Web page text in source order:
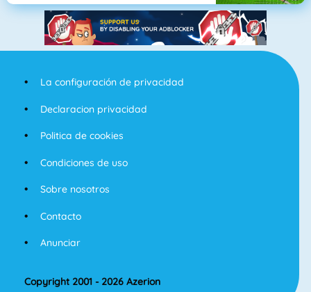
La configuración de privacidad
Declaracion privacidad
Politica de cookies
Condiciones de uso
Sobre nosotros
Contacto
Anunciar
Copyright 2001 - 2026 Azerion